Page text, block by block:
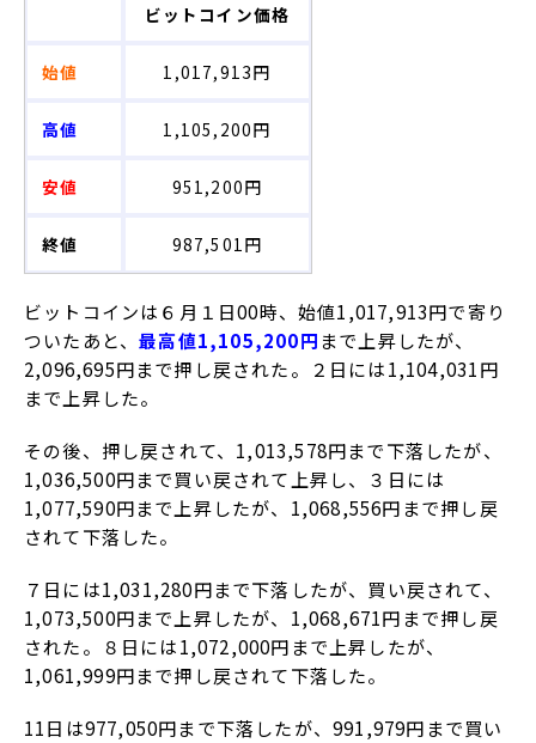
ビットコイン価格
始値 1,017,913円
高値 1,105,200円
安値 951,200円
終値 987,501円
ビットコインは６月１日00時、始値1,017,913円で寄り
ついたあと、最高値1,105,200円 まで上昇したが、
2,096,695円まで押し戻された。２日には1,104,031円
まで上昇した。
その後、押し戻されて、1,013,578円まで下落したが、
1,036,500円まで買い戻されて上昇し、３日には
1,077,590円まで上昇したが、1,068,556円まで押し戻
されて下落した。
７日には1,031,280円まで下落したが、買い戻されて、
1,073,500円まで上昇したが、1,068,671円まで押し戻
された。８日には1,072,000円まで上昇したが、
1,061,999円まで押し戻されて下落した。
11日は977,050円まで下落したが、991,979円まで買い